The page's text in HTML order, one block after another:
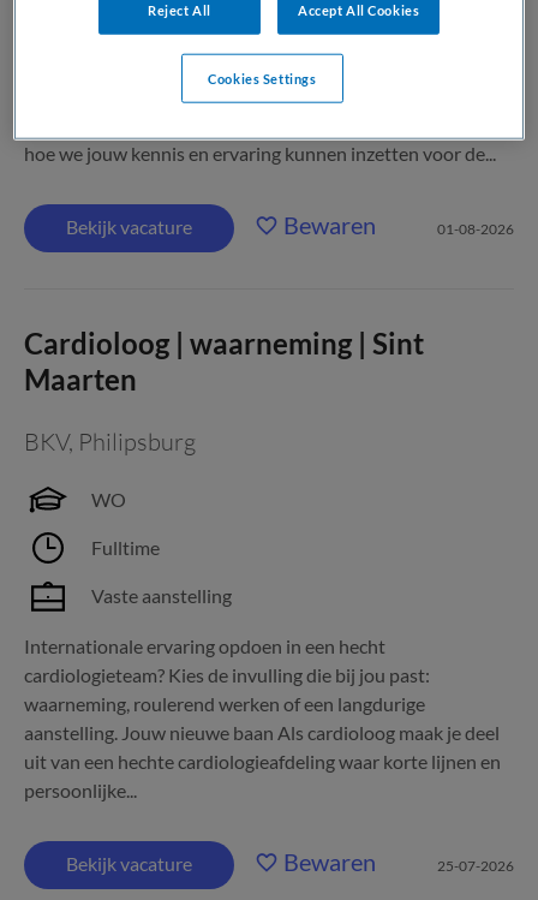
Heb jij interesse in en ambitie voor de kindercardiologie?
met affiniteit, ervaring of opleidingsplannen in dit
hoe we jouw kennis en ervaring kunnen inzetten voor de...
Bekijk vacature Bewaren 01-08-2026
Cardioloog | waarneming | Sint
Maarten
BKV, Philipsburg
WO
Fulltime
Vaste aanstelling
Internationale ervaring opdoen in een hecht
cardiologieteam? Kies de invulling die bij jou past:
waarneming, roulerend werken of een langdurige
aanstelling. Jouw nieuwe baan Als cardioloog maak je deel
uit van een hechte cardiologieafdeling waar korte lijnen en
persoonlijke...
Bekijk vacature Bewaren 25-07-2026
Reject All Accept All Cookies
Cookies Settings